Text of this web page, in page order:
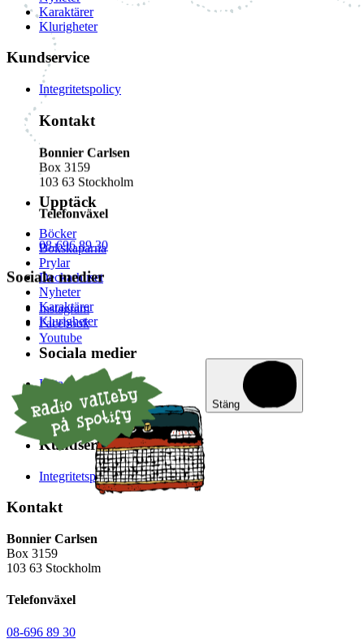
Upptäck
Böcker
Bokskaparna
Prylar
Deckarhuset
Nyheter
Karaktärer
Klurigheter
Sociala medier
Instagram
Facebook
Youtube
Kundservice
Integritetspolicy
Kontakt
Bonnier Carlsen
Box 3159
103 63 Stockholm
Telefonväxel
08-696 89 30
Karaktärer
Klurigheter
Kundservice
Integritetspolicy
Kontakt
Bonnier Carlsen
Box 3159
103 63 Stockholm
Telefonväxel
08-696 89 30
Sociala medier
Instagram
Facebook
Youtube
Stäng